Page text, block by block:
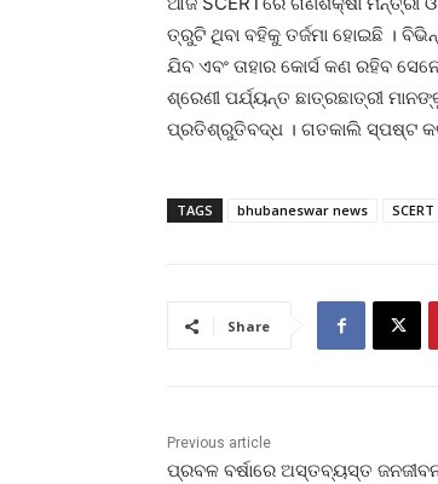
ତ୍ରୁଟି ଥିବା ବହିକୁ ତର୍ଜମା ହୋଇଛି ।
ଯିବ ଏବଂ ତାହାର କୋର୍ସ କଣ ରହିବ
ଶ୍ରେଣୀ ପର୍ଯ୍ୟନ୍ତ ଛାତ୍ରଛାତ୍ରୀ
ପ୍ରତିଶ୍ରୁତିବଦ୍ଧ । ଗତକାଲି ସ୍ପଷ୍ଟ
TAGS bhubaneswar news SCERT
Share
Previous article
ପ୍ରବଳ ବର୍ଷାରେ ଅସ୍ତବ୍ୟସ୍ତ